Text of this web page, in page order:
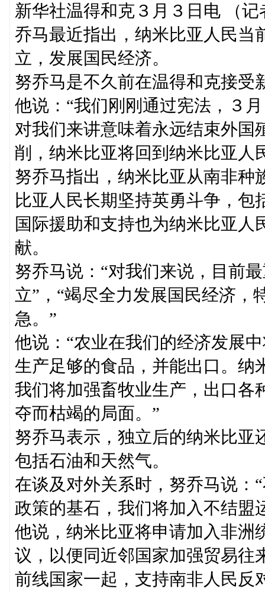
新华社温得和克３月３日电 （
乔马最近指出，纳米比亚人民当
立，发展国民经济。
努乔马是不久前在温得和克接受
他说：“我们刚刚通过宪法，３
对我们来讲意味着永远结束外国
削，纳米比亚将回到纳米比亚人
努乔马指出，纳米比亚从南非种
比亚人民长期坚持英勇斗争，
国际援助和支持也为纳米比亚
献。
努乔马说：“对我们来说，目前
立”，“竭尽全力发展国民经济，
急。”
他说：“农业在我们的经济发展
生产足够的食品，并能出口。纳
我们将加强畜牧业生产，出口各
夺而枯竭的局面。”
努乔马表示，独立后的纳米比亚
包括石油和天然气。
在谈及对外关系时，努乔马说：
政策的基石，我们将加入不结盟
他说，纳米比亚将申请加入非洲
议，以便同近邻国家加强贸易往
前线国家一起，支持南非人民反